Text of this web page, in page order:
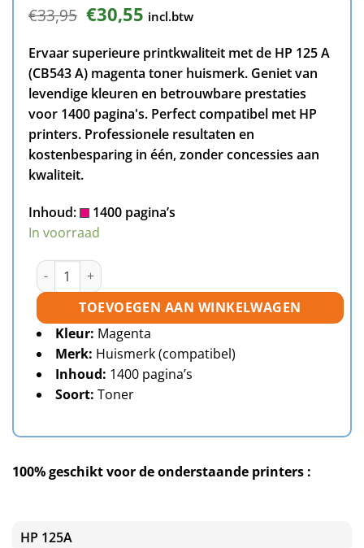
€33,95 Oorspronkelijke
prijs
was:
€33,95.
€30,55Huidige
prijs
is:
€30,55.
incl.btw
Ervaar superieure printkwaliteit met de HP 125 A
(CB543 A) magenta toner huismerk. Geniet van
levendige kleuren en betrouwbare prestaties
voor 1400 pagina's. Perfect compatibel met HP
printers. Professionele resultaten en
kostenbesparing in één, zonder concessies aan
kwaliteit.
Inhoud:
1400 pagina’s
In voorraad
HP 125A (CB543A) toner magenta huismerk aantal
TOEVOEGEN AAN WINKELWAGEN
Kleur: Magenta
Merk: Huismerk (compatibel)
Inhoud: 1400 pagina’s
Soort: Toner
100% geschikt voor de onderstaande printers :
HP 125A